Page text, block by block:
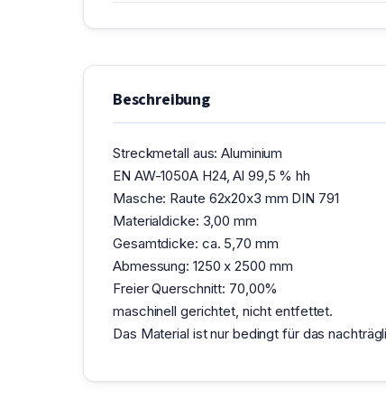
Beschreibung
Streckmetall aus: Aluminium
EN AW-1050A H24, Al 99,5 % hh
Masche: Raute 62x20x3 mm DIN 791
Materialdicke: 3,00 mm
Gesamtdicke: ca. 5,70 mm
Abmessung: 1250 x 2500 mm
Freier Querschnitt: 70,00%
maschinell gerichtet, nicht entfettet.
Das Material ist nur bedingt für das